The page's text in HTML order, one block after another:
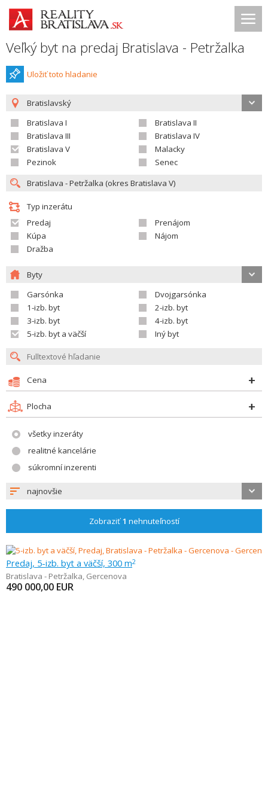
Veľký byt na predaj Bratislava - Petržalka
Uložiť toto hladanie
Bratislavský
Bratislava I
Bratislava II
Bratislava III
Bratislava IV
Bratislava V
Malacky
Pezinok
Senec
Typ inzerátu
Predaj
Prenájom
Kúpa
Nájom
Dražba
Byty
Garsónka
Dvojgarsónka
1-izb. byt
2-izb. byt
3-izb. byt
4-izb. byt
5-izb. byt a väčší
Iný byt
Cena
Plocha
všetky inzeráty
realitné kancelárie
súkromní inzerenti
najnovšie
Zobraziť1 nehnuteľností
Predaj, 5-izb. byt a väčší, 300 m2
Bratislava - Petržalka, Gercenova
490 000,00 EUR